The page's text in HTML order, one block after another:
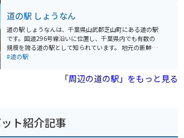
戸川や国府台など、自然豊かな観光スポットも点在して
います。少し足を延ばせば、東京ディズニーリゾートに
もアクセス可能です。
の調理器具も販売しており、お土産に最適です。 また、
食事処では、地元産の食材を使用した料理を楽しむこと
ができます。おすすめは、新鮮な野菜をたっぷり使った
「あんぎょううどん」です。 バイクで訪れる場合、道の
駅に隣接する荒川河川敷には、広々とした無料駐車場が
は、荒川の土手沿いを走るサイクリングロードもあり、
道の駅 しょうなん
道の駅 しょうなんは、千葉県山武郡芝山町にある道の駅
です。国道296号線沿いに位置し、千葉県内でも有数の
規模を誇る道の駅として知られています。 地元の新鮮な
農産物が購入できる農産物直売所や、地元食材を使った
たピーナッツソフトクリームは、道の駅 しょうなんを訪
れたらぜひ味わいたい一品です。 バイクで訪れる場合、
う。 道の駅 しょうなん周辺には、航空科学博物館や成田
ゆめ牧場など、観光スポットも充実しています。少し足
#道の駅
「周辺の道の駅」をもっと見る
ト紹介記事